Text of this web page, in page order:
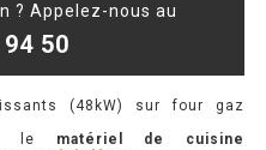
? Appelez-nous au
50
(48kW) sur four gaz
le matériel de cuisine